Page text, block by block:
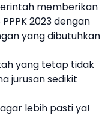
memberikan
PPPK2023 dengan
yang dibutuhkan
yang tetap tidak
jurusan sedikit
lebih pasti ya!